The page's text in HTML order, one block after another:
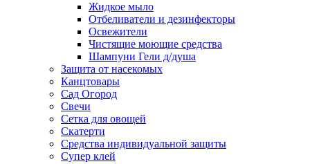
Жидкое мыло
Отбеливатели и дезинфекторы
Освежители
Чистящие моющие средства
Шампуни Гели д/душа
Защита от насекомых
Канцтовары
Сад Огород
Свечи
Сетка для овощей
Скатерти
Средства индивидуальной защиты
Супер клей